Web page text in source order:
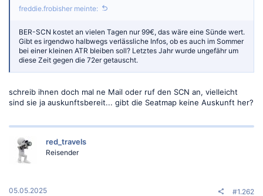
freddie.frobisher meinte:
BER-SCN kostet an vielen Tagen nur 99€, das wäre eine Sünde wert.
Gibt es irgendwo halbwegs verlässliche Infos, ob es auch im Sommer
bei einer kleinen ATR bleiben soll? Letztes Jahr wurde ungefähr um
diese Zeit gegen die 72er getauscht.
schreib ihnen doch mal ne Mail oder ruf den SCN an, vielleicht
sind sie ja auskunftsbereit... gibt die Seatmap keine Auskunft her?
red_travels
Reisender
05.05.2025 #1.262